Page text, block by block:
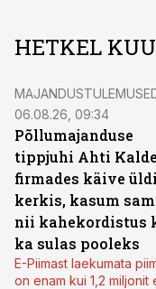
HETKEL
06.08.26, 09:34
Põllumajanduse
tippjuhi Ahti Kalde
firmades käive
kerkis, kasum
nii kahekordistus
ka sulas pooleks
E-Piimast laekumata
on enam kui 1,2 miljonit